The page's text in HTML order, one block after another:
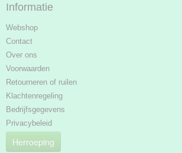
Informatie
Webshop
Contact
Over ons
Voorwaarden
Retourneren of ruilen
Klachtenregeling
Bedrijfsgegevens
Privacybeleid
Herroeping